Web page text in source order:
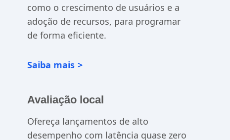
como o crescimento de usuários e a
adoção de recursos, para programar
de forma eficiente.
Saiba mais
Avaliação local
Ofereça lançamentos de alto
desempenho com latência quase zero